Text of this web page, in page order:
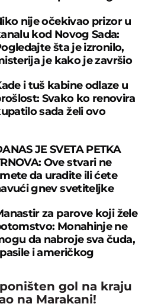
nije očekivao prizor u
kod Novog Sada:
šta je izronilo,
je kako je završio
i tuš kabine odlaze u
Svako ko renovira
sada želi ovo
JE SVETA PETKA
Ove stvari ne
da uradite ili ćete
gnev svetiteljke
za parove koji žele
Monahinje ne
da nabroje sva čuda,
i američkog
gol na kraju
na Marakani!